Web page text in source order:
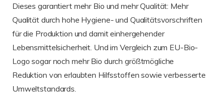
Dieses garantiert mehr Bio und mehr Qualität: Mehr
Qualität durch hohe Hygiene- und Qualitätsvorschriften
für die Produktion und damit einhergehender
Lebensmittelsicherheit. Und im Vergleich zum EU-Bio-
Logo sogar noch mehr Bio durch größtmögliche
Reduktion von erlaubten Hilfsstoffen sowie verbesserte
Umweltstandards.